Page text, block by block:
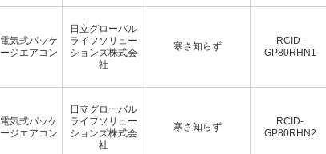
電気式パッケ
ージエアコン
日立グローバル
ライフソリュー
ションズ株式会
社
寒さ知らず
RCID-
GP80RHN1
電気式パッケ
ージエアコン
日立グローバル
ライフソリュー
ションズ株式会
社
寒さ知らず
RCID-
GP80RHN2